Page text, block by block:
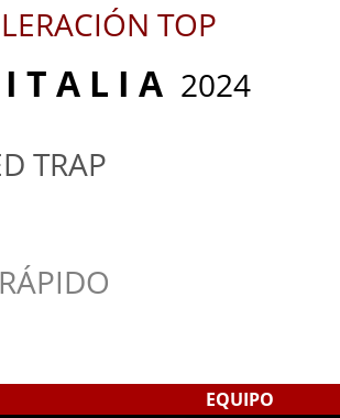
TOP
I T A L I A 2024
TRAP
EQUIPO